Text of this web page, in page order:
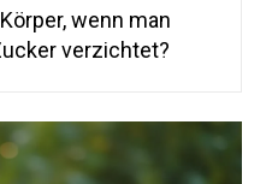
wenn man
verzichtet?